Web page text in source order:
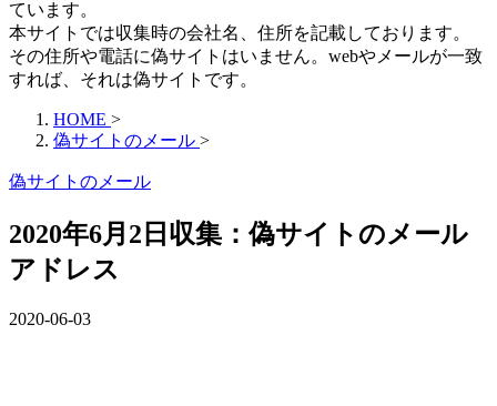
ています。
本サイトでは収集時の会社名、住所を記載しております。
その住所や電話に偽サイトはいません。webやメールが一致
すれば、それは偽サイトです。
HOME >
偽サイトのメール >
偽サイトのメール
2020年6月2日収集：偽サイトのメール
アドレス
2020-06-03